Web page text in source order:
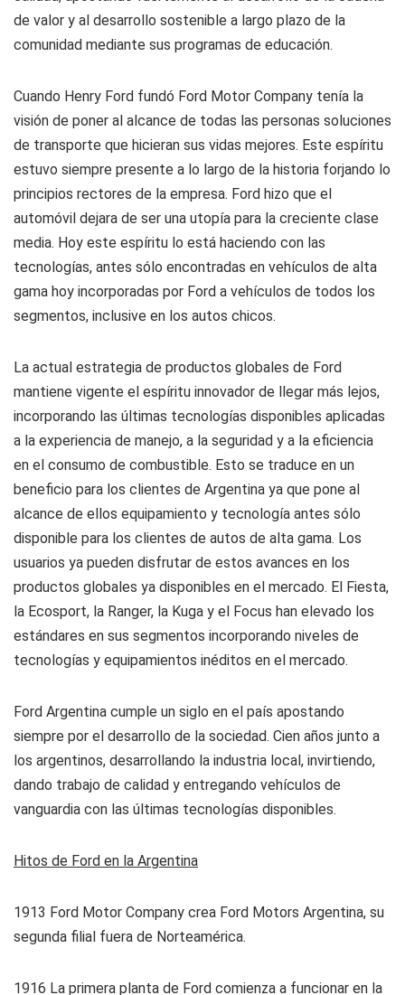
de valor y al desarrollo sostenible a largo plazo de la
comunidad mediante sus programas de educación.
Cuando Henry Ford fundó Ford Motor Company tenía la
visión de poner al alcance de todas las personas soluciones
de transporte que hicieran sus vidas mejores. Este espíritu
estuvo siempre presente a lo largo de la historia forjando lo
principios rectores de la empresa. Ford hizo que el
automóvil dejara de ser una utopía para la creciente clase
media. Hoy este espíritu lo está haciendo con las
tecnologías, antes sólo encontradas en vehículos de alta
gama hoy incorporadas por Ford a vehículos de todos los
segmentos, inclusive en los autos chicos.
La actual estrategia de productos globales de Ford
mantiene vigente el espíritu innovador de llegar más lejos,
incorporando las últimas tecnologías disponibles aplicadas
a la experiencia de manejo, a la seguridad y a la eficiencia
en el consumo de combustible. Esto se traduce en un
beneficio para los clientes de Argentina ya que pone al
alcance de ellos equipamiento y tecnología antes sólo
disponible para los clientes de autos de alta gama. Los
usuarios ya pueden disfrutar de estos avances en los
productos globales ya disponibles en el mercado. El Fiesta,
la Ecosport, la Ranger, la Kuga y el Focus han elevado los
estándares en sus segmentos incorporando niveles de
tecnologías y equipamientos inéditos en el mercado.
Ford Argentina cumple un siglo en el país apostando
siempre por el desarrollo de la sociedad. Cien años junto a
los argentinos, desarrollando la industria local, invirtiendo,
dando trabajo de calidad y entregando vehículos de
vanguardia con las últimas tecnologías disponibles.
Hitos de Ford en la Argentina
1913 Ford Motor Company crea Ford Motors Argentina, su
segunda filial fuera de Norteamérica.
1916 La primera planta de Ford comienza a funcionar en la